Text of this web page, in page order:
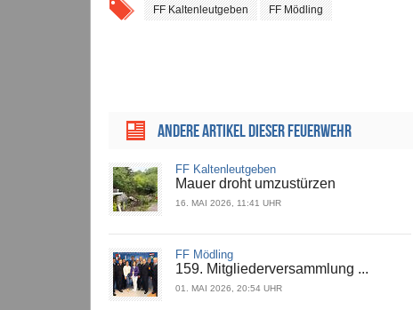
FF Kaltenleutgeben FF Mödling
ANDERE ARTIKEL DIESER FEUERWEHR
FF Kaltenleutgeben
Mauer droht umzustürzen
16. MAI 2026, 11:41 UHR
FF Mödling
159. Mitgliederversammlung ...
01. MAI 2026, 20:54 UHR